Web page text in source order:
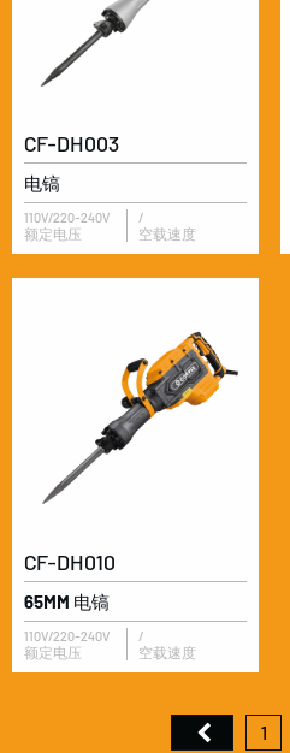
CF-DH003
电镐
110V/220-240V
额定电压
/
空载速度
CF-DH010
65MM 电镐
110V/220-240V
额定电压
/
空载速度
1